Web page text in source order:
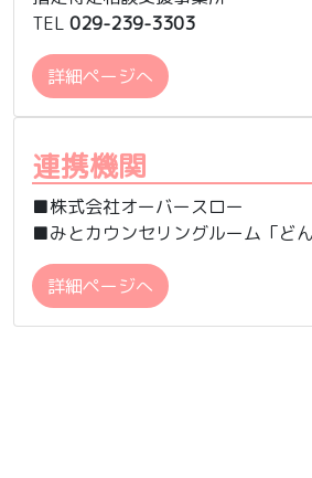
TEL 029-239-3303
詳細ページへ
連携機関
■株式会社オーバースロー
■みとカウンセリングルーム「どん
詳細ページへ